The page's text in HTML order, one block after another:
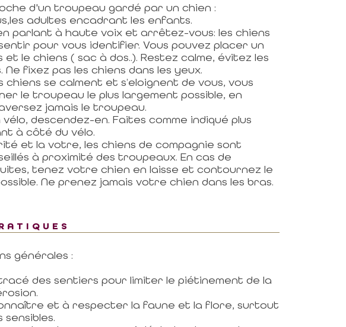
d'un troupeau gardé par un chien :
adultes encadrant les enfants.
parlant à haute voix et arrêtez-vous: les chiens
pour vous identifier. Vous pouvez placer un
le chiens ( sac à dos..). Restez calme, évitez les
Ne fixez pas les chiens dans les yeux.
chiens se calment et s’eloignent de vous, vous
le troupeau le plus largement possible, en
jamais le troupeau.
descendez-en. Faites comme indiqué plus
à côté du vélo.
et la votre, les chiens de compagnie sont
à proximité des troupeaux. En cas de
tenez votre chien en laisse et contournez le
Ne prenez jamais votre chien dans les bras.
générales :
des sentiers pour limiter le piétinement de la
et à respecter la faune et la flore, surtout
sensibles.